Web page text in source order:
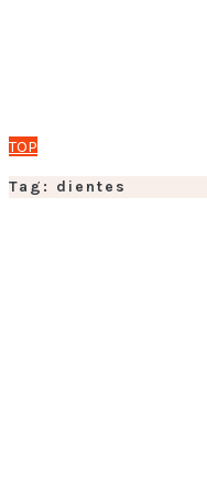
TOP
Tag: dientes